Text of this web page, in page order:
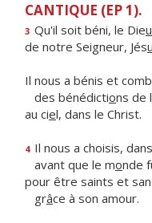
CANTIQUE (EP 1).
3 Qu'il soit béni, le Dieu
de notre Seigneur, Jésu
Il nous a bénis et
des bénédictions de
au ciel, dans le Christ.
4 Il nous a choisis,
avant que le monde
pour être saints et
grâce à son amour.